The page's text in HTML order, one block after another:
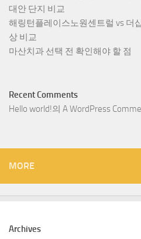
대안 단지 비교
해링턴플레이스노원센트럴 vs 더
상 비교
마산치과 선택 전 확인해야 할 점
Recent Comments
Hello world!의 A WordPress
MORE
Archives